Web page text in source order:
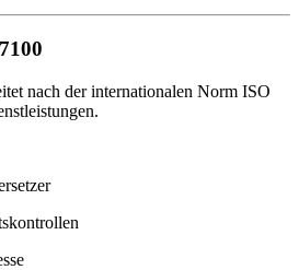
nach der internationalen Norm ISO